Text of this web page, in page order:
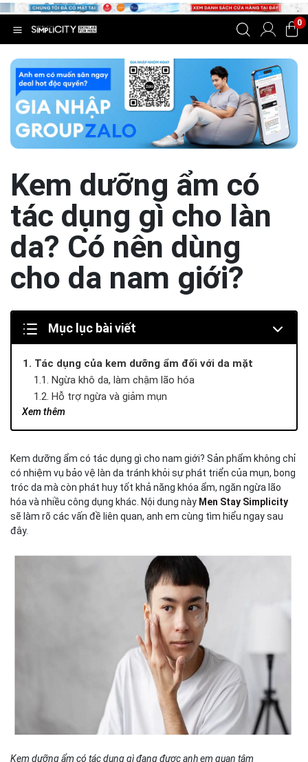
0
Kem dưỡng ẩm có
tác dụng gì cho làn
da? Có nên dùng
cho da nam giới?
Mục lục bài viết
Xem thêm
1. Tác dụng của kem dưỡng ẩm đối với da mặt
1.1. Ngừa khô da, làm chậm lão hóa
1.2. Hỗ trợ ngừa và giảm mụn
1.3. Củng cố hàng rào bảo vệ da
1.4. Hạn chế kích ứng, kiểm soát dầu thừa
2. Các bước sử dụng kem dưỡng ẩm khoa học và đúng
cách
3. Kinh nghiệm lựa chọn kem dưỡng ẩm cho nam
3.1. Lựa chọn theo đặc tính của sản phẩm
3.4. Kem dưỡng ẩm cho da nhạy cảm
4. Lưu ý khi lựa chọn kem dưỡng ẩm cho da mặt nam
5. Combo làm sạch & bảo vệ toàn diện Starter Duo
cho nam giới - Men Stay Simplicity
Kem dưỡng ẩm có tác dụng gì cho nam giới? Sản phẩm không chỉ
có nhiệm vụ bảo vệ làn da tránh khỏi sự phát triển của mụn, bong
tróc da mà còn phát huy tốt khả năng khóa ẩm, ngăn ngừa lão
hóa và nhiều công dụng khác. Nội dung này Men Stay Simplicity
sẽ làm rõ các vấn đề liên quan, anh em cùng tìm hiểu ngay sau
đây.
Kem dưỡng ẩm có tác dụng gì đang được anh em quan tâm